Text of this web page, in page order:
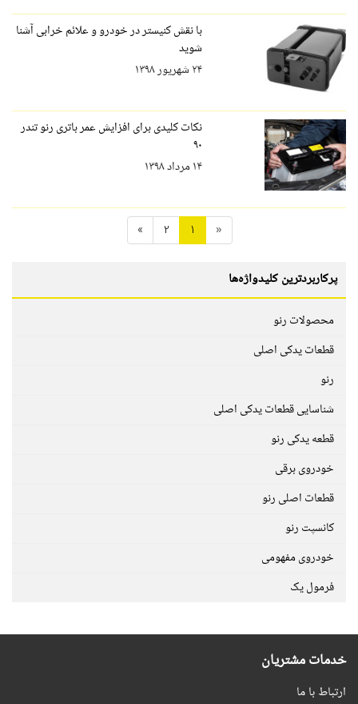
با نقش کنیستر در خودرو و علائم خرابی آشنا
شوید
۲۴ شهریور ۱۳۹۸
نکات کلیدی برای افزایش عمر باتری رنو تندر
۹۰
۱۴ مرداد ۱۳۹۸
«
1
2
»
پرکاربردترین کلیدواژه‌ها
محصولات رنو
قطعات یدکی اصلی
رنو
شناسایی قطعات یدکی اصلی
قطعه یدکی رنو
خودروی برقی
قطعات اصلی رنو
کانسپت رنو
خودروی مفهومی
فرمول یک
خدمات مشتریان
ارتباط با ما